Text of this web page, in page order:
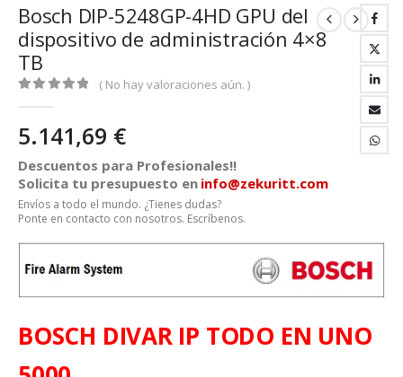
Bosch DIP-5248GP-4HD GPU del
dispositivo de administración 4×8
TB
( No hay valoraciones aún. )
5.141,69 €
Descuentos para Profesionales!!
Solicita tu presupuesto en info@zekuritt.com
Envíos a todo el mundo. ¿Tienes dudas?
Ponte en contacto con nosotros. Escríbenos.
BOSCH DIVAR IP TODO EN UNO